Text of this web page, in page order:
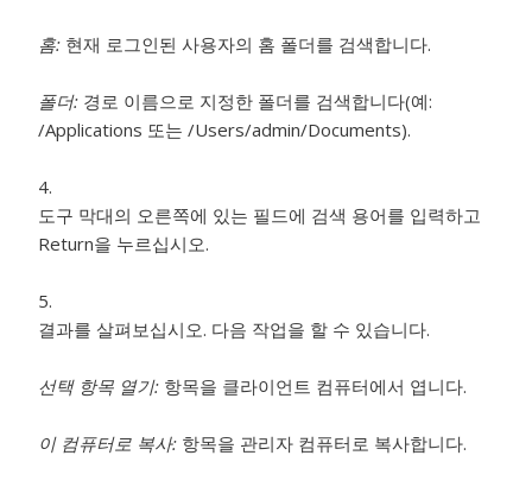
홈: 현재 로그인된 사용자의 홈 폴더를 검색합니다.
폴더: 경로 이름으로 지정한 폴더를 검색합니다(예:
/Applications 또는 /Users/admin/Documents).
도구 막대의 오른쪽에 있는 필드에 검색 용어를 입력하고
Return을 누르십시오.
결과를 살펴보십시오. 다음 작업을 할 수 있습니다.
선택 항목 열기: 항목을 클라이언트 컴퓨터에서 엽니다.
이 컴퓨터로 복사: 항목을 관리자 컴퓨터로 복사합니다.